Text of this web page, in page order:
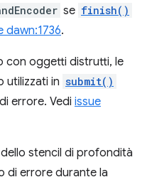
se finish()
dawn:1736.
con oggetti distrutti, le
utilizzati in submit()
errore. Vedi issue
stencil di profondità
di errore durante la